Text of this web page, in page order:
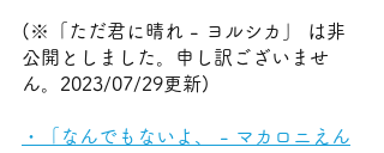
(※「ただ君に晴れ - ヨルシカ」 は非
公開としました。申し訳ございませ
ん。2023/07/29更新)
・「なんでもないよ、 - マカロニえん